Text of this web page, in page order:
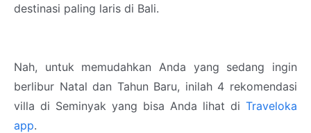
destinasi paling laris di Bali.
Nah, untuk memudahkan Anda yang sedang ingin
berlibur Natal dan Tahun Baru, inilah 4 rekomendasi
villa di Seminyak yang bisa Anda lihat di Traveloka
app.